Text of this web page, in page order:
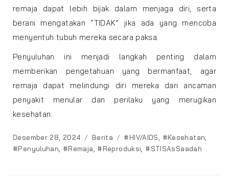
remaja dapat lebih bijak dalam menjaga diri, serta
berani mengatakan “TIDAK” jika ada yang mencoba
menyentuh tubuh mereka secara paksa.
Penyuluhan ini menjadi langkah penting dalam
memberikan pengetahuan yang bermanfaat, agar
remaja dapat melindungi diri mereka dari ancaman
penyakit menular dan perilaku yang merugikan
kesehatan.
Posted
on
Desember 28, 2024 Categories
Berita Tags
#HIV/AIDS #Kesehatan
#Penyuluhan
#Remaja #Reproduksi #STISAsSaadah